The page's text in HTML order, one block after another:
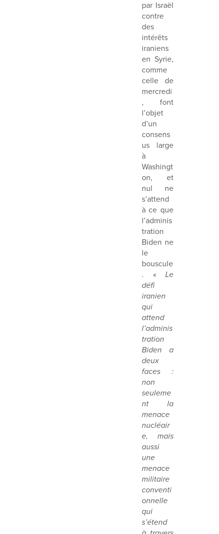
par Israël
contre
des
intérêts
iraniens
en Syrie,
comme
celle de
mercredi
, font
l’objet
d’un
consens
us large
à
Washingt
on, et
nul ne
s’attend
à ce que
l’adminis
tration
Biden ne
le
bouscule
. « Le
défi
iranien
qui
attend
l’adminis
tration
Biden a
deux
faces :
non
seuleme
nt la
menace
nucléair
e, mais
aussi
une
menace
militaire
conventi
onnelle
qui
s’étend